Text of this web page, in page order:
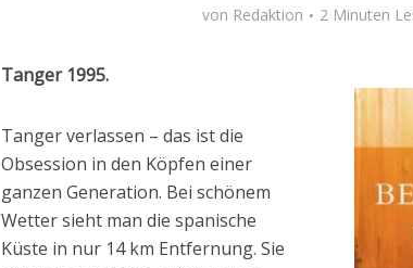
von Redaktion 2 Minuten
Tanger 1995.
Tanger verlassen – das ist die
Obsession in den Köpfen einer
ganzen Generation. Bei schönem
Wetter sieht man die spanische
Küste in nur 14 km Entfernung. Sie